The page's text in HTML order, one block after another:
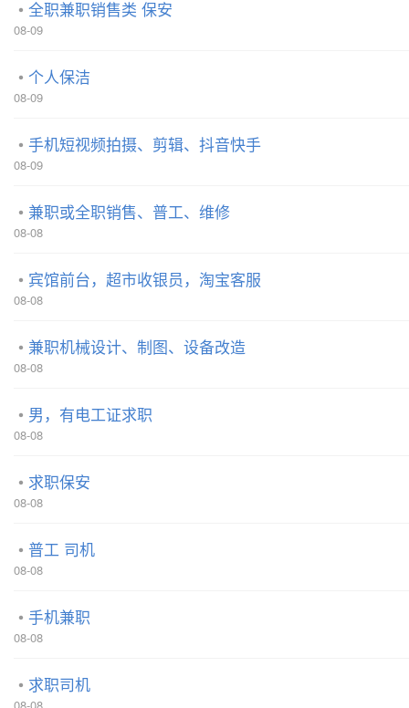
全职兼职销售类 保安
08-09
个人保洁
08-09
手机短视频拍摄、剪辑、抖音快手
08-09
兼职或全职销售、普工、维修
08-08
宾馆前台，超市收银员，淘宝客服
08-08
兼职机械设计、制图、设备改造
08-08
男，有电工证求职
08-08
求职保安
08-08
普工 司机
08-08
手机兼职
08-08
求职司机